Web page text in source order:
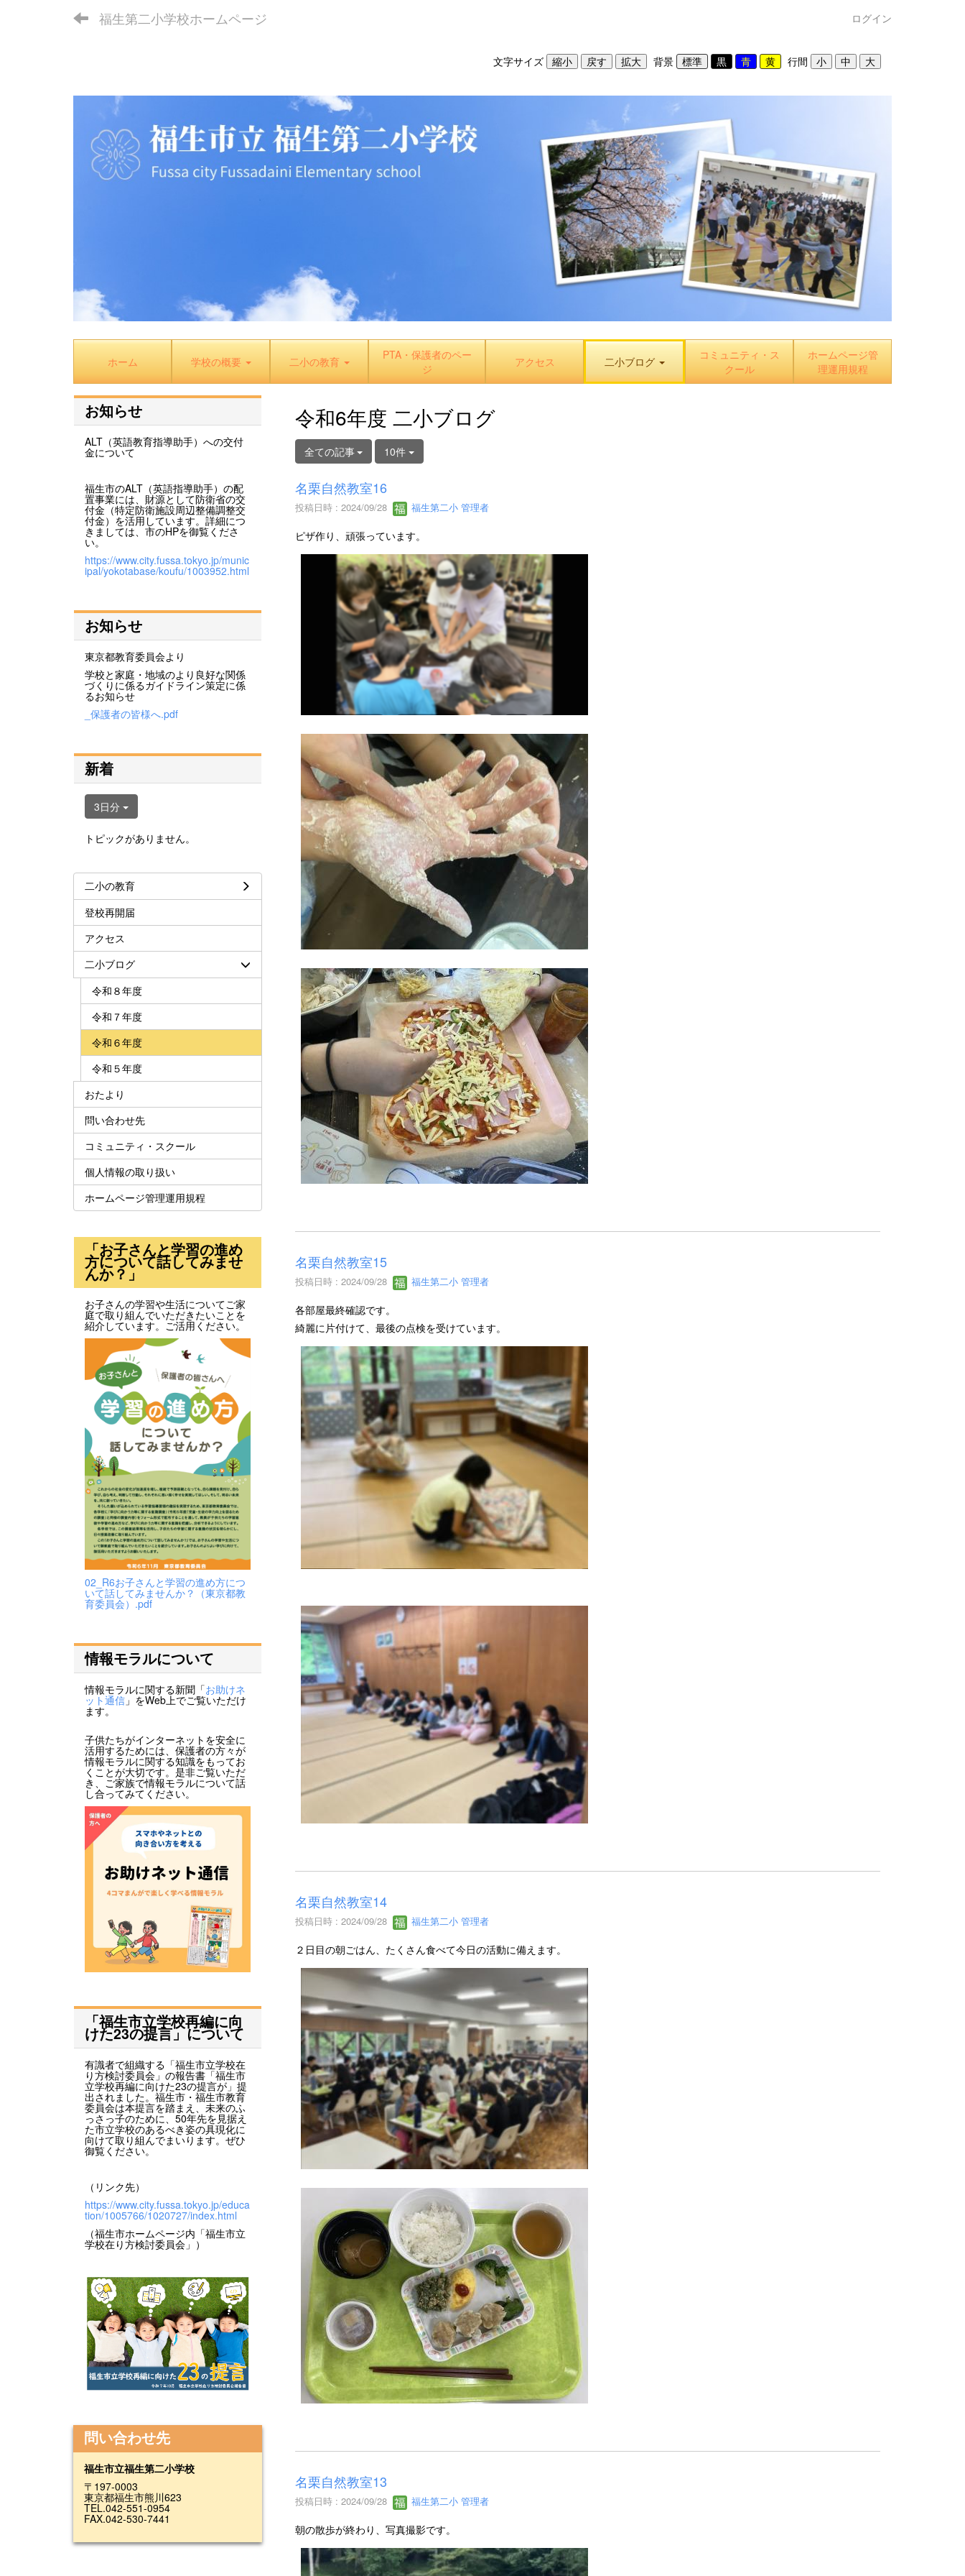
福生第二小学校ホームページ ログイン
文字サイズ 背景 行間
ホーム 学校の概要 二小の教育
PTA・保護者のペー
ジ
アクセス 二小ブログ
コミュニティ・ス
クール
ホームページ管
理運用規程
令和6年度 二小ブログ
全ての記事 10件
名栗自然教室16
投稿日時 : 2024/09/28 福生第二小 管理者
ピザ作り、頑張っています。
名栗自然教室15
投稿日時 : 2024/09/28 福生第二小 管理者
各部屋最終確認です。
綺麗に片付けて、最後の点検を受けています。
名栗自然教室14
投稿日時 : 2024/09/28 福生第二小 管理者
２日目の朝ごはん、たくさん食べて今日の活動に備えます。
名栗自然教室13
投稿日時 : 2024/09/28 福生第二小 管理者
朝の散歩が終わり、写真撮影です。
お知らせ
ALT（英語教育指導助手）への交付
金について
福生市のALT（英語指導助手）の配
置事業には、財源として防衛省の交
付金（特定防衛施設周辺整備調整交
付金）を活用しています。詳細につ
きましては、市のHPを御覧くださ
い。
https://www.city.fussa.tokyo.jp/munic
ipal/yokotabase/koufu/1003952.html
お知らせ
東京都教育委員会より
学校と家庭・地域のより良好な関係
づくりに係るガイドライン策定に係
るお知らせ
_保護者の皆様へ.pdf
新着
3日分
トピックがありません。
二小の教育
登校再開届
アクセス
二小ブログ
令和８年度
令和７年度
令和６年度
令和５年度
おたより
問い合わせ先
コミュニティ・スクール
個人情報の取り扱い
ホームページ管理運用規程
「お子さんと学習の進め
方について話してみませ
んか？」
お子さんの学習や生活についてご家
庭で取り組んでいただきたいことを
紹介しています。ご活用ください。
02_R6お子さんと学習の進め方につ
いて話してみませんか？（東京都教
育委員会）.pdf
情報モラルについて
情報モラルに関する新聞「お助けネ
ット通信 」をWeb上でご覧いただけ
ます。
子供たちがインターネットを安全に
活用するためには、保護者の方々が
情報モラルに関する知識をもってお
くことが大切です。是非ご覧いただ
き、ご家族で情報モラルについて話
し合ってみてください。
「福生市立学校再編に向
けた23の提言」について
有識者で組織する「福生市立学校在
り方検討委員会」の報告書「福生市
立学校再編に向けた23の提言が」提
出されました。福生市・福生市教育
委員会は本提言を踏まえ、未来のふ
っさっ子のために、50年先を見据え
た市立学校のあるべき姿の具現化に
向けて取り組んでまいります。ぜひ
御覧ください。
（リンク先）
https://www.city.fussa.tokyo.jp/educa
tion/1005766/1020727/index.html
（福生市ホームページ内「福生市立
学校在り方検討委員会」）
問い合わせ先
福生市立福生第二小学校
〒197-0003
東京都福生市熊川623
TEL.042-551-0954
FAX.042-530-7441